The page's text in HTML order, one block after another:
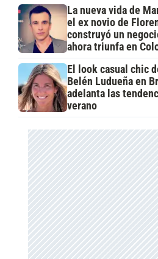
La nueva vida de
el ex novio de
construyó un
ahora triunfa en
El look casual chic
Belén Ludueña en
adelanta las
verano